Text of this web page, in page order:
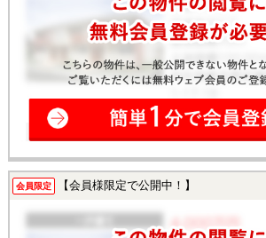
会員限定 【会員様限定で公開中！】